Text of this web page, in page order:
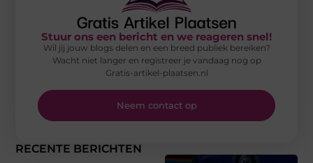
RECENTE BERICHTEN
Stuur ons een bericht en we reageren snel!
Wil jij jouw blogs delen en een breed publiek bereiken?
Wacht niet langer en registreer je vandaag nog op
Gratis-artikel-plaatsen.nl
Neem contact op